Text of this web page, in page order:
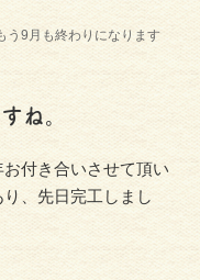
う9月も終わりになります
ね。
付き合いさせて頂い
、先日完工しまし